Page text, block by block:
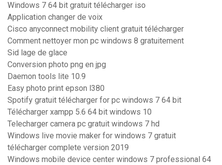
Windows 7 64 bit gratuit télécharger iso
Application changer de voix
Cisco anyconnect mobility client gratuit télécharger
Comment nettoyer mon pc windows 8 gratuitement
Sid lage de glace
Conversion photo png en jpg
Daemon tools lite 10.9
Easy photo print epson l380
Spotify gratuit télécharger for pc windows 7 64 bit
Télécharger xampp 5.6 64 bit windows 10
Telecharger camera pc gratuit windows 7 hd
Windows live movie maker for windows 7 gratuit
télécharger complete version 2019
Windows mobile device center windows 7 professional 64